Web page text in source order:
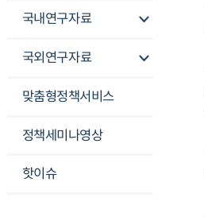
국내연구자료
국외연구자료
맞춤형정책서비스
정책세미나영상
핫이슈